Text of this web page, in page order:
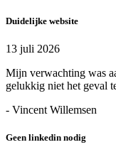
Duidelijke website
13 juli 2026
Mijn verwachting was
gelukkig niet het geval
- Vincent Willemsen
Geen linkedin nodig